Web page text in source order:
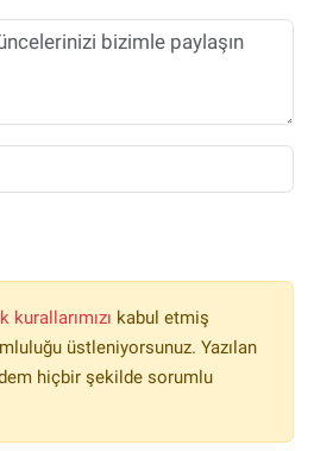
kurallarımızı kabul etmiş
üstleniyorsunuz. Yazılan
hiçbir şekilde sorumlu